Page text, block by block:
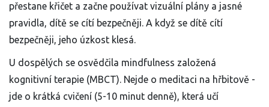
přestane křičet a začne používat vizuální plány a jasné
pravidla, dítě se cítí bezpečněji. A když se dítě cítí
bezpečněji, jeho úzkost klesá.
U dospělých se osvědčila mindfulness založená
kognitivní terapie (MBCT). Nejde o meditaci na hřbitově -
jde o krátká cvičení (5-10 minut denně), která učí